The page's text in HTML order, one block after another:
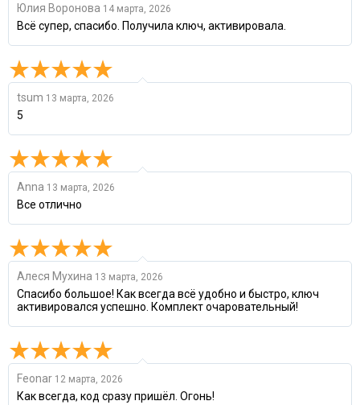
Юлия Воронова 14 марта, 2026
Всё супер, спасибо. Получила ключ, активировала.
tsum 13 марта, 2026
5
Anna 13 марта, 2026
Все отлично
Алеся Мухина 13 марта, 2026
Спасибо большое! Как всегда всё удобно и быстро, ключ
активировался успешно. Комплект очаровательный!
Feonar 12 марта, 2026
Как всегда, код сразу пришёл. Огонь!